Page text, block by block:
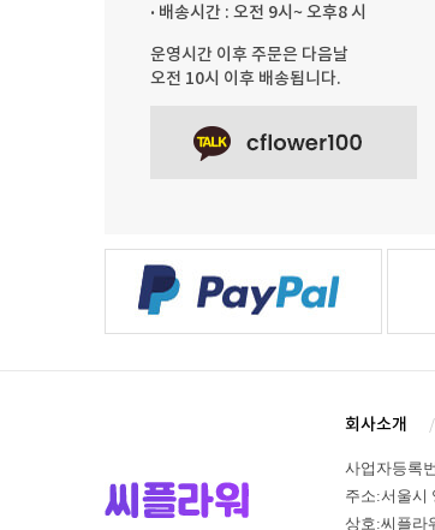
· 배송시간 : 오전 9시~ 오후8 시
운영시간 이후 주문은 다음날
오전 10시 이후 배송됩니다.
회사소개
사업자등록
주소:서울시
상호:씨플라